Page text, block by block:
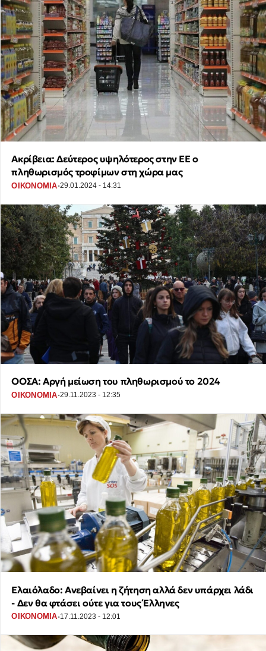
Ακρίβεια: Δεύτερος υψηλότερος στην ΕΕ ο
πληθωρισμός τροφίμων στη χώρα μας
ΟΙΚΟΝΟΜΙΑ·29.01.2024 - 14:31
ΟΟΣΑ: Αργή μείωση του πληθωρισμού το 2024
ΟΙΚΟΝΟΜΙΑ·29.11.2023 - 12:35
Ελαιόλαδο: Ανεβαίνει η ζήτηση αλλά δεν υπάρχει λάδι
- Δεν θα φτάσει ούτε για τους Έλληνες
ΟΙΚΟΝΟΜΙΑ·17.11.2023 - 12:01